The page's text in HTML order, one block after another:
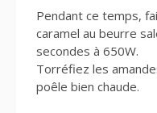
Pendant ce temps,
caramel au beurre
secondes à 650W.
Torréfiez les
poêle bien chaude.